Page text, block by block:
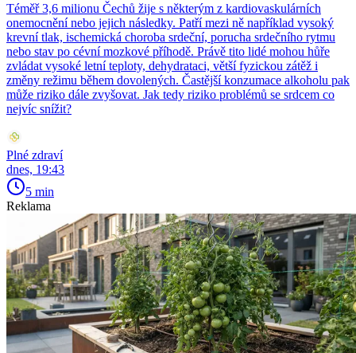
Téměř 3,6 milionu Čechů žije s některým z kardiovaskulárních
onemocnění nebo jejich následky. Patří mezi ně například vysoký
krevní tlak, ischemická choroba srdeční, porucha srdečního rytmu
nebo stav po cévní mozkové příhodě. Právě tito lidé mohou hůře
zvládat vysoké letní teploty, dehydrataci, větší fyzickou zátěž i
změny režimu během dovolených. Častější konzumace alkoholu pak
může riziko dále zvyšovat. Jak tedy riziko problémů se srdcem co
nejvíc snížit?
Plné zdraví
dnes, 19:43
5 min
Reklama